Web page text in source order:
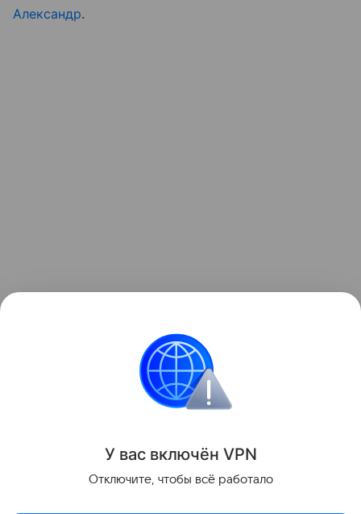
Александр.
10 звезд, у которых родились
близнецы или двойняшки
Поделиться
У вас включён VPN
Отключите, чтобы всё работало